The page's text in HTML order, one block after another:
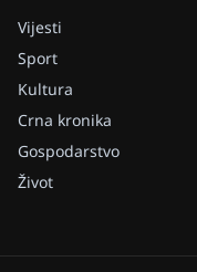
Vijesti
Sport
Kultura
Crna kronika
Gospodarstvo
Život